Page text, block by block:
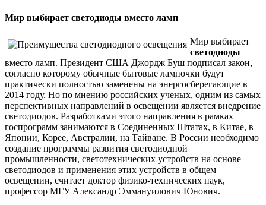
Мир выбирает светодиоды вместо ламп
Мир выбирает
светодиоды
вместо ламп. Президент США Джордж Буш подписал закон,
согласно которому обычные бытовые лампочки будут
практически полностью заменены на энергосберегающие в
2014 году. Но по мнению российских ученых, одним из самых
перспективных направлений в освещении является внедрение
светодиодов. Разработками этого направления в рамках
госпрограмм занимаются в Соединенных Штатах, в Китае, в
Японии, Корее, Австралии, на Тайване. В России необходимо
создание программы развития светодиодной
промышленности, светотехнических устройств на основе
светодиодов и применения этих устройств в общем
освещении, считает доктор физико-технических наук,
профессор МГУ Александр Эммануилович Юнович.